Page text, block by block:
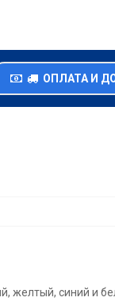
ОПЛАТА И
желтый, синий и